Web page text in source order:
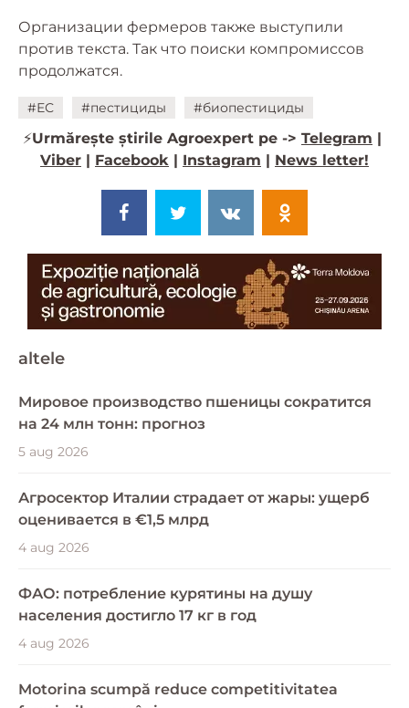
Организации фермеров также выступили
против текста. Так что поиски компромиссов
продолжатся.
#ЕС #пестициды #биопестициды
⚡️Urmărește știrile Agroexpert pe -> Telegram |
Viber | Facebook | Instagram | News letter!
altele
Мировое производство пшеницы сократится
на 24 млн тонн: прогноз
5 aug 2026
Агросектор Италии страдает от жары: ущерб
оценивается в €1,5 млрд
4 aug 2026
ФАО: потребление курятины на душу
населения достигло 17 кг в год
4 aug 2026
Motorina scumpă reduce competitivitatea